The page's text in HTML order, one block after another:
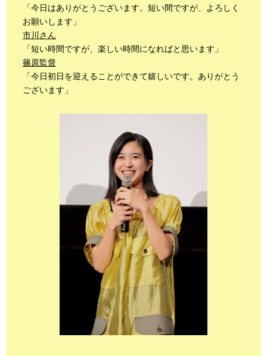
「今日はありがとうございます。短い間ですが、よろしく
お願いします」
市川さん
「短い時間ですが、楽しい時間になればと思います」
篠原監督
「今日初日を迎えることができて嬉しいです。ありがとう
ございます」